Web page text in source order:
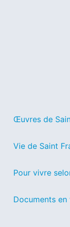
Œuvres de
Vie de Saint
Pour vivre
Documents en